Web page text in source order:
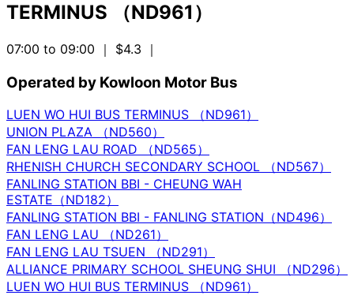
TERMINUS （ND961）
07:00 to 09:00 ｜ $4.3 ｜
Operated by Kowloon Motor Bus
LUEN WO HUI BUS TERMINUS （ND961）
UNION PLAZA （ND560）
FAN LENG LAU ROAD （ND565）
RHENISH CHURCH SECONDARY SCHOOL （ND567）
FANLING STATION BBI - CHEUNG WAH
ESTATE（ND182）
FANLING STATION BBI - FANLING STATION（ND496）
FAN LENG LAU （ND261）
FAN LENG LAU TSUEN （ND291）
ALLIANCE PRIMARY SCHOOL SHEUNG SHUI （ND296）
LUEN WO HUI BUS TERMINUS （ND961）